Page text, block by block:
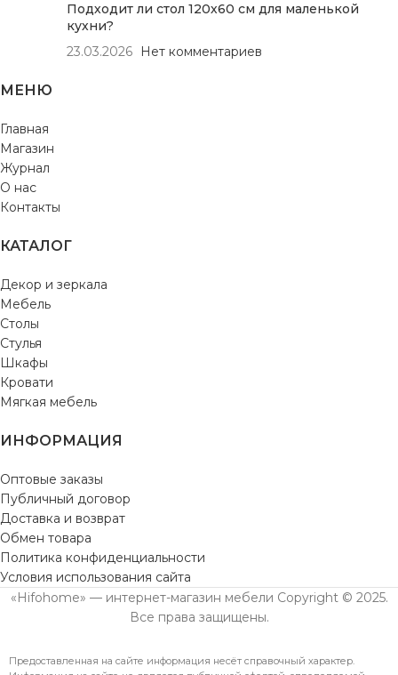
Подходит ли стол 120х60 см для маленькой
кухни?
23.03.2026
Нет комментариев
МЕНЮ
Главная
Магазин
Журнал
О нас
Контакты
КАТАЛОГ
Декор и зеркала
Мебель
Столы
Стулья
Шкафы
Кровати
Мягкая мебель
ИНФОРМАЦИЯ
Оптовые заказы
Публичный договор
Доставка и возврат
Обмен товара
Политика конфиденциальности
Условия использования сайта
«Hifohome» — интернет-магазин мебели Copyright © 2025.
Все права защищены.
Предоставленная на сайте информация несёт справочный характер.